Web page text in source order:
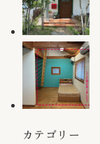
カテゴリー